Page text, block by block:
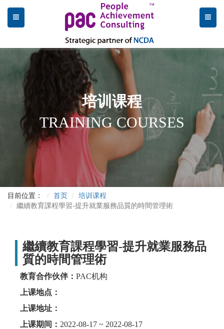
培训课程
TRAINING COURSES
目前位置： 首页
培训课程
繼續教育課程學習-提升就業服務品質的時間管理術
繼續教育課程學習-提升就業服務品
質的時間管理術
教育合作伙伴： PAC机构
上课地点：
上课地址：
上课期间： 2022-08-17 ~ 2022-08-17